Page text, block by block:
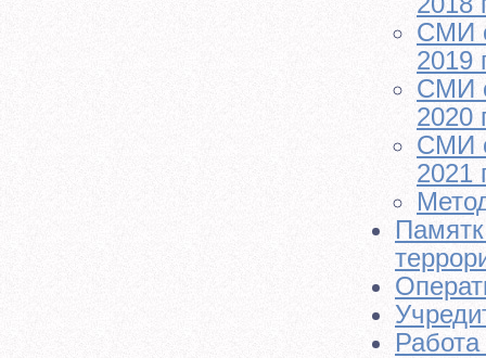
СМИ
2019
СМИ
2020
СМИ
2021